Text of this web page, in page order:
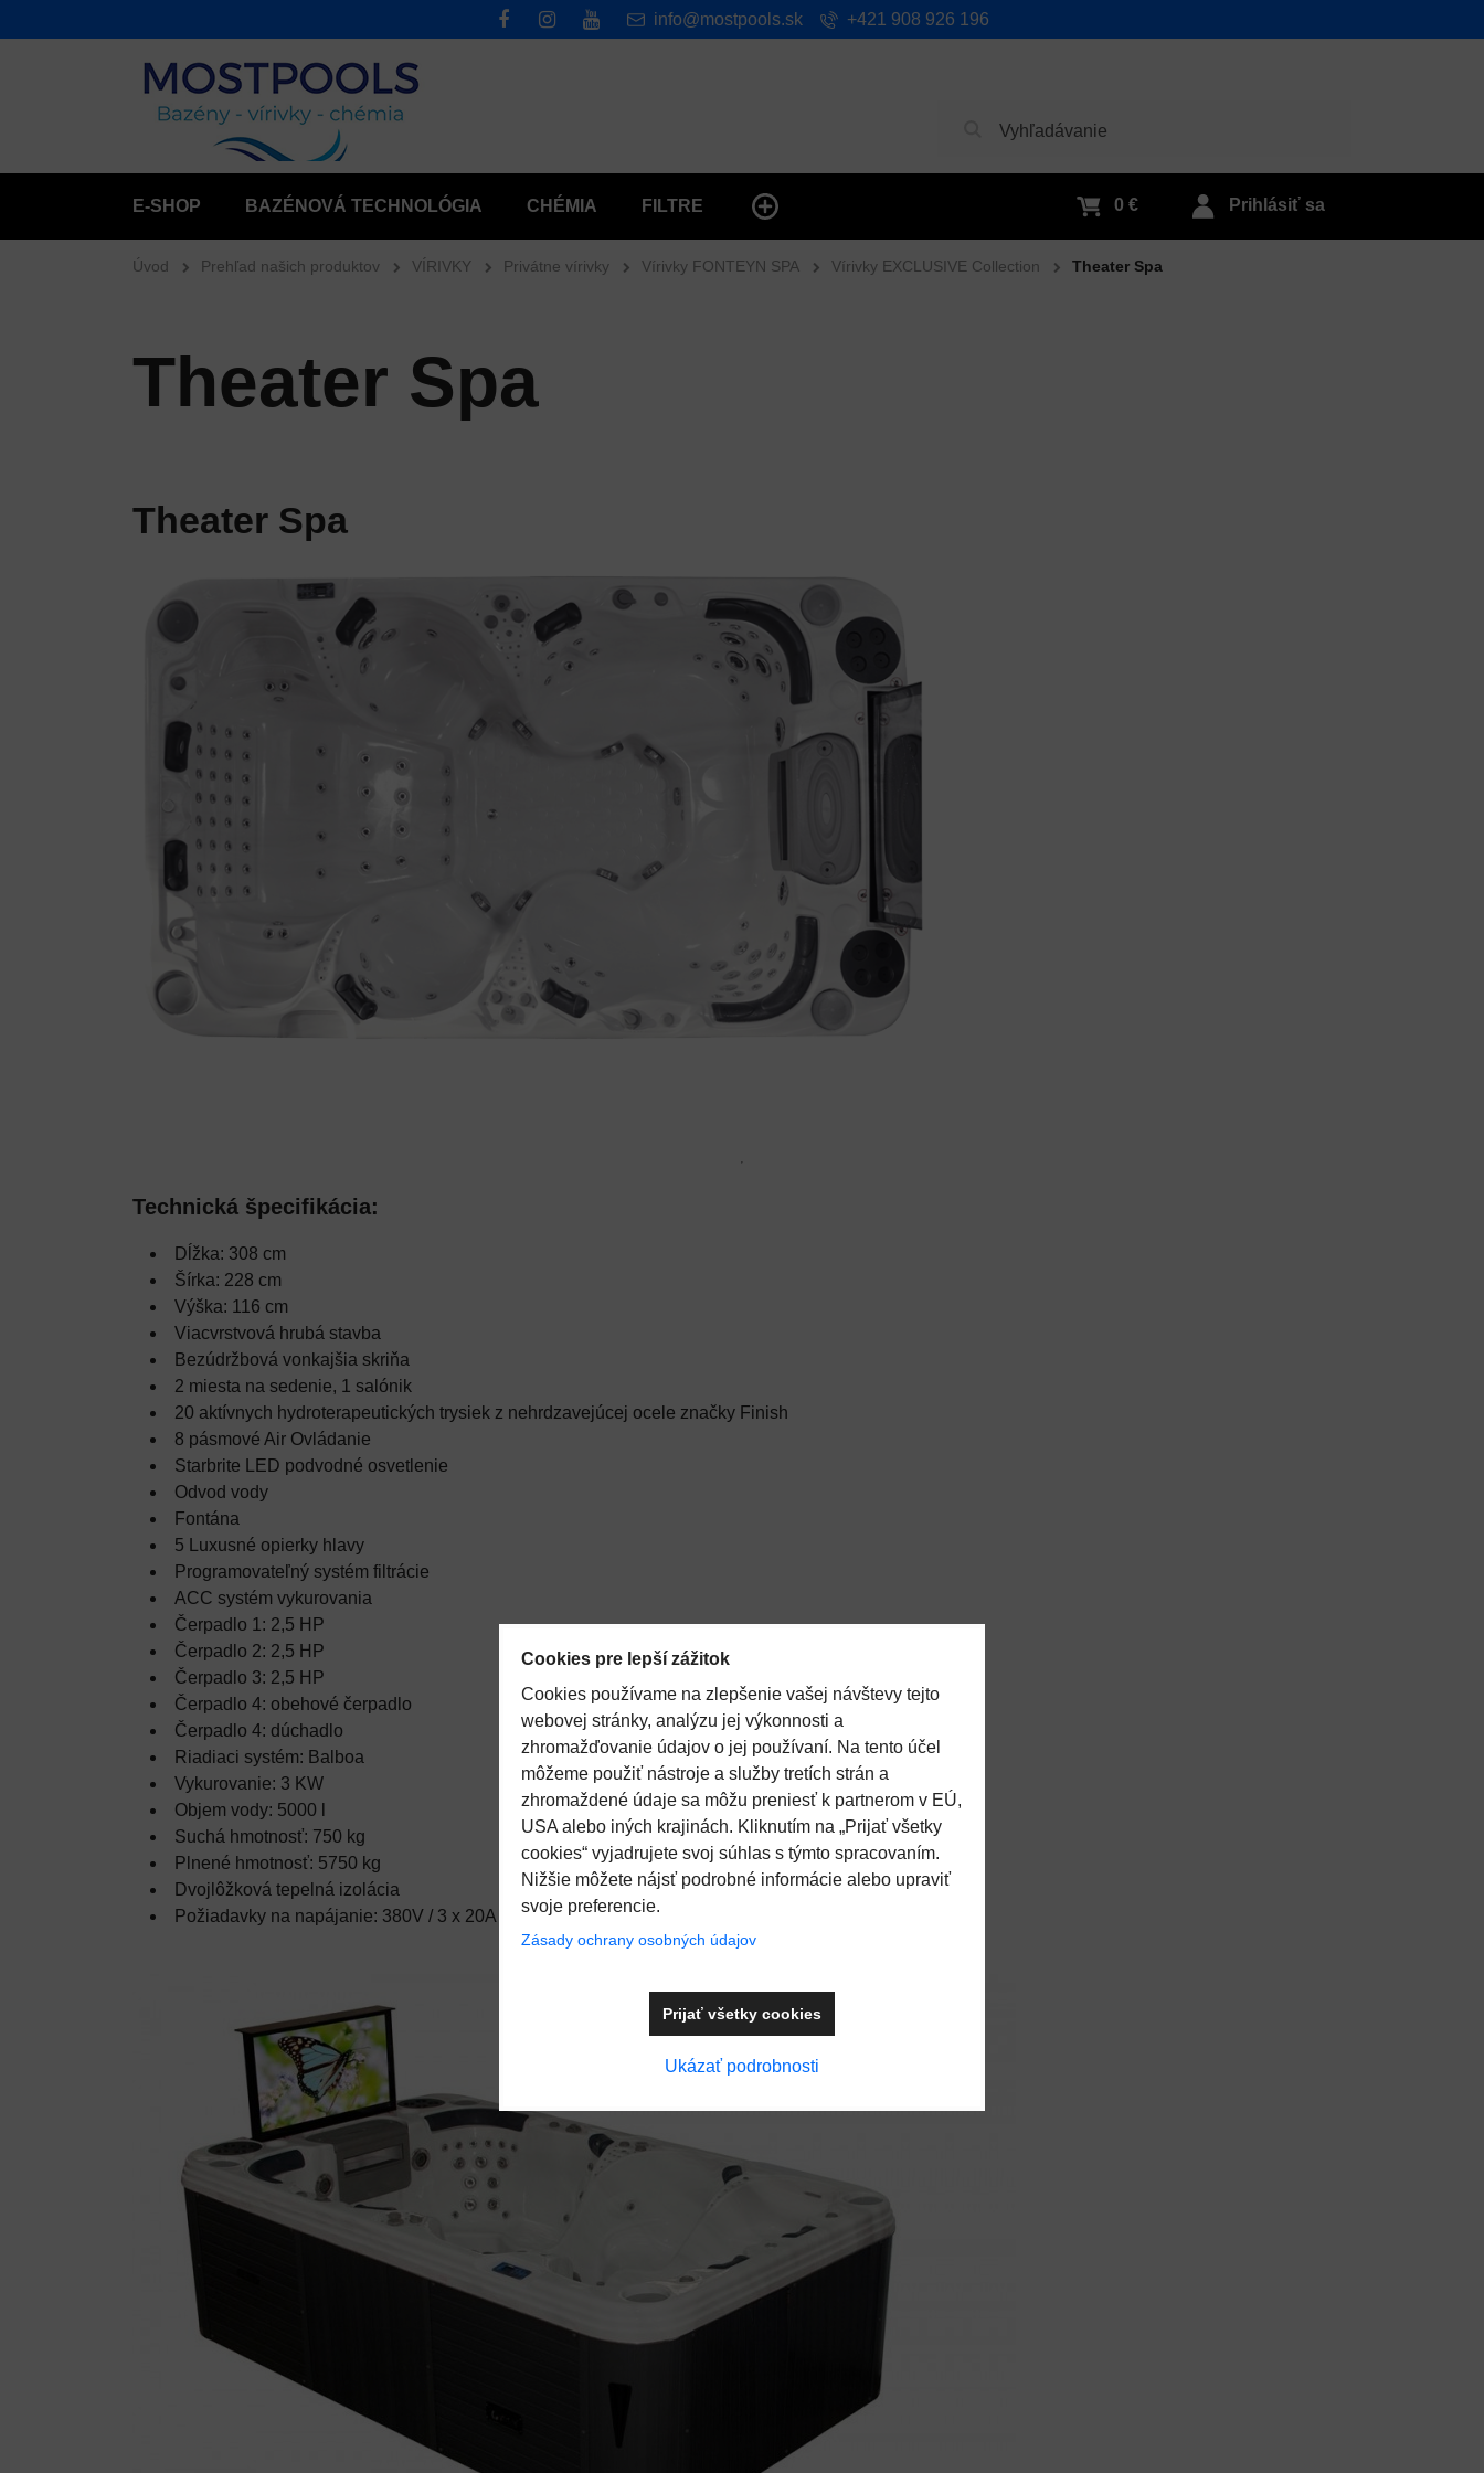
E-SHOP BAZÉNOVÁ TECHNOLÓGIA CHÉMIA FILTRE Prihlásiť sa
0 €
info@mostpools.sk +421 908 926 196
Úvod Prehľad našich produktov VÍRIVKY Privátne vírivky Vírivky FONTEYN SPA Vírivky EXCLUSIVE Collection Theater Spa
Theater Spa
Theater Spa
Technická špecifikácia:
Dĺžka: 308 cm
Šírka: 228 cm
Výška: 116 cm
Viacvrstvová hrubá stavba
Bezúdržbová vonkajšia skriňa
2 miesta na sedenie, 1 salónik
20 aktívnych hydroterapeutických trysiek z nehrdzavejúcej ocele značky Finish
8 pásmové Air Ovládanie
Starbrite LED podvodné osvetlenie
Odvod vody
Fontána
5 Luxusné opierky hlavy
Programovateľný systém filtrácie
ACC systém vykurovania
Čerpadlo 1: 2,5 HP
Čerpadlo 2: 2,5 HP
Čerpadlo 3: 2,5 HP
Čerpadlo 4: obehové čerpadlo
Čerpadlo 4: dúchadlo
Riadiaci systém: Balboa
Vykurovanie: 3 KW
Objem vody: 5000 l
Suchá hmotnosť: 750 kg
Plnené hmotnosť: 5750 kg
Dvojlôžková tepelná izolácia
Požiadavky na napájanie: 380V / 3 x 20A of 230V / 32A
Cookies pre lepší zážitok
Cookies používame na zlepšenie vašej návštevy tejto
webovej stránky, analýzu jej výkonnosti a
zhromažďovanie údajov o jej používaní. Na tento účel
môžeme použiť nástroje a služby tretích strán a
zhromaždené údaje sa môžu preniesť k partnerom v EÚ,
USA alebo iných krajinách. Kliknutím na „Prijať všetky
cookies“ vyjadrujete svoj súhlas s týmto spracovaním.
Nižšie môžete nájsť podrobné informácie alebo upraviť
svoje preferencie.
Zásady ochrany osobných údajov
Ukázať podrobnosti
Prijať všetky cookies